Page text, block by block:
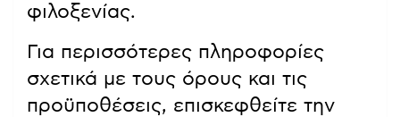
φιλοξενίας.
Για περισσότερες πληροφορίες
σχετικά με τους όρους και τις
προϋποθέσεις, επισκεφθείτε την